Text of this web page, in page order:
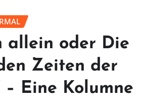
allein oder Die
Zeiten der
– Eine Kolumne